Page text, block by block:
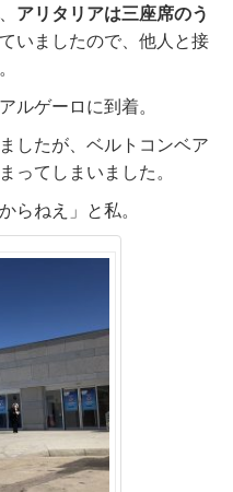
アリタリアは三座席のう
いましたので、他人と接
ルゲーロに到着。
したが、ベルトコンベア
ってしまいました。
らねえ」と私。